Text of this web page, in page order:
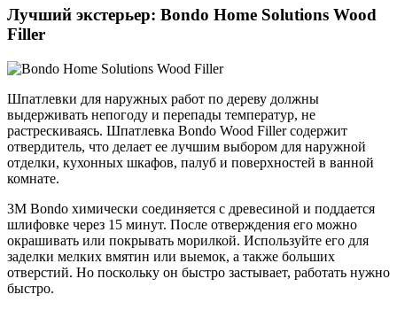
Лучший экстерьер: Bondo Home Solutions Wood
Filler
Шпатлевки для наружных работ по дереву должны
выдерживать непогоду и перепады температур, не
растрескиваясь. Шпатлевка Bondo Wood Filler содержит
отвердитель, что делает ее лучшим выбором для наружной
отделки, кухонных шкафов, палуб и поверхностей в ванной
комнате.
3M Bondo химически соединяется с древесиной и поддается
шлифовке через 15 минут. После отверждения его можно
окрашивать или покрывать морилкой. Используйте его для
заделки мелких вмятин или выемок, а также больших
отверстий. Но поскольку он быстро застывает, работать нужно
быстро.